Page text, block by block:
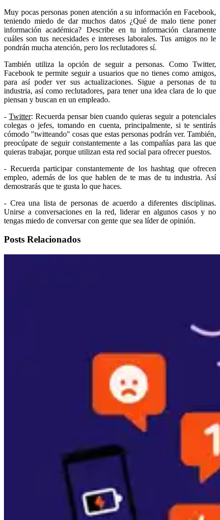
Muy pocas personas ponen atención a su información en Facebook,
teniendo miedo de dar muchos datos ¿Qué de malo tiene poner
información académica? Describe en tu información claramente
cuáles son tus necesidades e intereses laborales. Tus amigos no le
pondrán mucha atención, pero los reclutadores sí.
También utiliza la opción de seguir a personas. Como Twitter,
Facebook te permite seguir a usuarios que no tienes como amigos,
para así poder ver sus actualizaciones. Sigue a personas de tu
industria, así como reclutadores, para tener una idea clara de lo que
piensan y buscan en un empleado.
- Twitter: Recuerda pensar bien cuando quieras seguir a potenciales
colegas o jefes, tomando en cuenta, principalmente, si te sentirás
cómodo "twitteando" cosas que estas personas podrán ver. También,
preocúpate de seguir constantemente a las compañías para las que
quieras trabajar, porque utilizan esta red social para ofrecer puestos.
- Recuerda participar constantemente de los hashtag que ofrecen
empleo, además de los que hablen de te mas de tu industria. Así
demostrarás que te gusta lo que haces.
- Crea una lista de personas de acuerdo a diferentes disciplinas.
Unirse a conversaciones en la red, liderar en algunos casos y no
tengas miedo de conversar con gente que sea líder de opinión.
Posts Relacionados